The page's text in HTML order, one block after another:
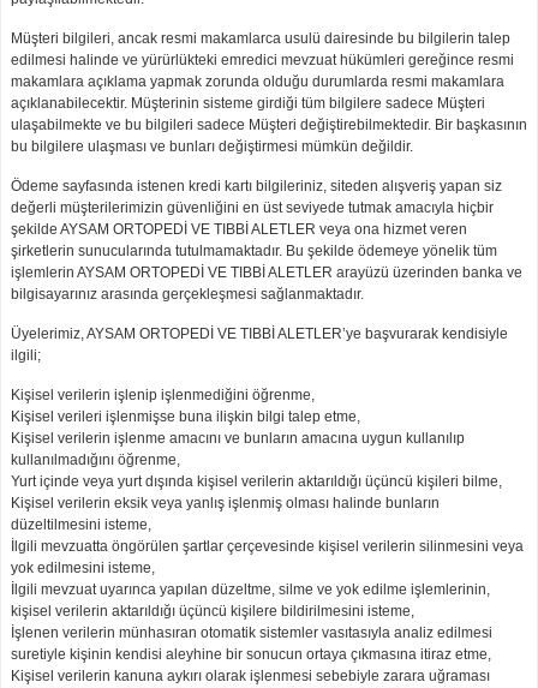
Müşteri bilgileri, ancak resmi makamlarca usulü dairesinde bu bilgilerin talep
edilmesi halinde ve yürürlükteki emredici mevzuat hükümleri gereğince resmi
makamlara açıklama yapmak zorunda olduğu durumlarda resmi makamlara
açıklanabilecektir. Müşterinin sisteme girdiği tüm bilgilere sadece Müşteri
ulaşabilmekte ve bu bilgileri sadece Müşteri değiştirebilmektedir. Bir başkasının
bu bilgilere ulaşması ve bunları değiştirmesi mümkün değildir.
Ödeme sayfasında istenen kredi kartı bilgileriniz, siteden alışveriş yapan siz
değerli müşterilerimizin güvenliğini en üst seviyede tutmak amacıyla hiçbir
şekilde AYSAM ORTOPEDİ VE TIBBİ ALETLER veya ona hizmet veren
şirketlerin sunucularında tutulmamaktadır. Bu şekilde ödemeye yönelik tüm
işlemlerin AYSAM ORTOPEDİ VE TIBBİ ALETLER arayüzü üzerinden banka ve
bilgisayarınız arasında gerçekleşmesi sağlanmaktadır.
Üyelerimiz, AYSAM ORTOPEDİ VE TIBBİ ALETLER’ye başvurarak kendisiyle
ilgili;
Kişisel verilerin işlenip işlenmediğini öğrenme,
Kişisel verileri işlenmişse buna ilişkin bilgi talep etme,
Kişisel verilerin işlenme amacını ve bunların amacına uygun kullanılıp
kullanılmadığını öğrenme,
Yurt içinde veya yurt dışında kişisel verilerin aktarıldığı üçüncü kişileri bilme,
Kişisel verilerin eksik veya yanlış işlenmiş olması halinde bunların
düzeltilmesini isteme,
İlgili mevzuatta öngörülen şartlar çerçevesinde kişisel verilerin silinmesini veya
yok edilmesini isteme,
İlgili mevzuat uyarınca yapılan düzeltme, silme ve yok edilme işlemlerinin,
kişisel verilerin aktarıldığı üçüncü kişilere bildirilmesini isteme,
İşlenen verilerin münhasıran otomatik sistemler vasıtasıyla analiz edilmesi
suretiyle kişinin kendisi aleyhine bir sonucun ortaya çıkmasına itiraz etme,
Kişisel verilerin kanuna aykırı olarak işlenmesi sebebiyle zarara uğraması